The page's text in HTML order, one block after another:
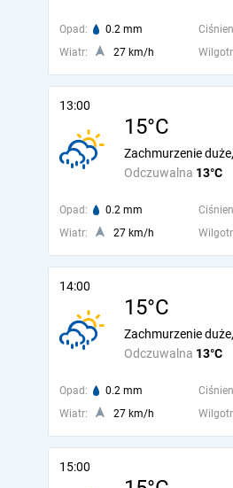
Opad: 0.2 mm
Wiatr:
27 km/h
13:00
15°C
Odczuwalna 13°C
Zachmurzenie
Opad: 0.2 mm
Wiatr:
27 km/h
14:00
15°C
Odczuwalna 13°C
Zachmurzenie
Opad: 0.2 mm
Wiatr:
27 km/h
15:00